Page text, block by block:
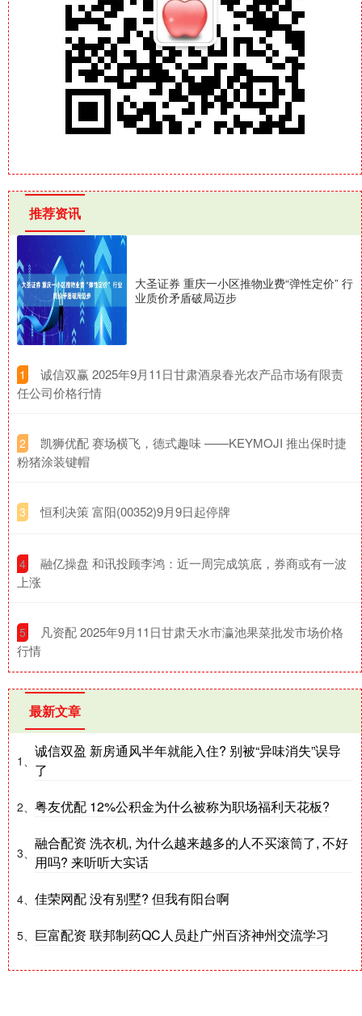
推荐资讯
大圣证券 重庆一小区推物业费“弹性定价” 行
业质价矛盾破局迈步
1
​诚信双赢 2025年9月11日甘肃酒泉春光农产品市场有限责
任公司价格行情
2
​凯狮优配 赛场横飞，德式趣味 ——KEYMOJI 推出保时捷
粉猪涂装键帽
3 ​恒利决策 富阳(00352)9月9日起停牌
4
​融亿操盘 和讯投顾李鸿：近一周完成筑底，券商或有一波
上涨
5
​凡资配 2025年9月11日甘肃天水市瀛池果菜批发市场价格
行情
最新文章
1、
诚信双盈 新房通风半年就能入住? 别被“异味消失”误导
了
2、 粤友优配 12%公积金为什么被称为职场福利天花板?
3、
融合配资 洗衣机, 为什么越来越多的人不买滚筒了, 不好
用吗? 来听听大实话
4、 佳荣网配 没有别墅? 但我有阳台啊
5、 巨富配资 联邦制药QC人员赴广州百济神州交流学习